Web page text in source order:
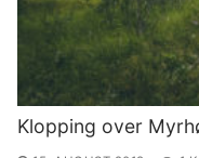
Klopping over